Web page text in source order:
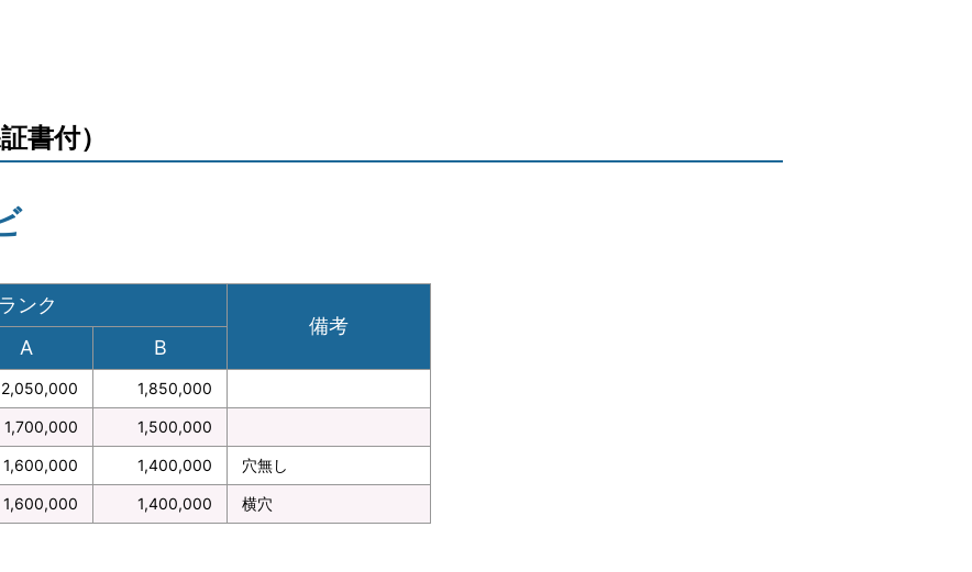
書付）
ランク
備考
A B
2,050,000 1,850,000
1,700,000 1,500,000
1,600,000 1,400,000 穴無し
1,600,000 1,400,000 横穴